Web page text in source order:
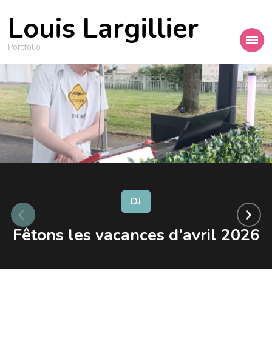
Louis Largillier
Portfolio
DJ
Fêtons les vacances d’avril 2026